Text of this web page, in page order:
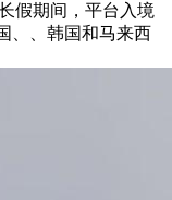
假期间，平台入境
、、韩国和马来西